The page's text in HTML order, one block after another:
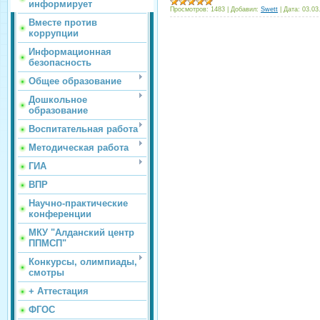
информирует
Вместе против
коррупции
Информационная
безопасность
Общее образование
Дошкольное
образование
Воспитательная работа
Методическая работа
ГИА
ВПР
Научно-практические
конференции
МКУ "Алданский центр
ППМСП"
Конкурсы, олимпиады,
смотры
+ Аттестация
ФГОС
Просмотров: 1483 Добавил: Swett Дата: